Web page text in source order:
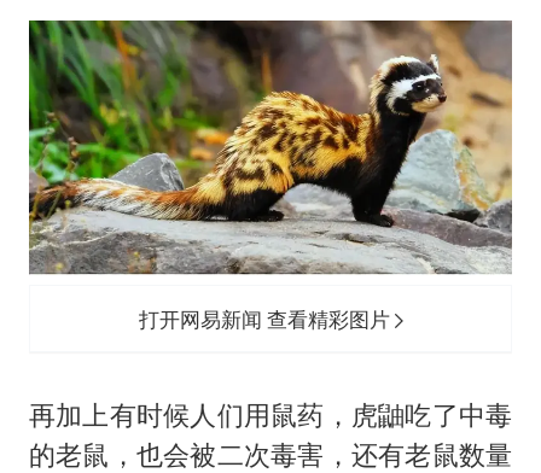
打开网易新闻 查看精彩图片
再加上有时候人们用鼠药，虎鼬吃了中毒
的老鼠，也会被二次毒害，还有老鼠数量